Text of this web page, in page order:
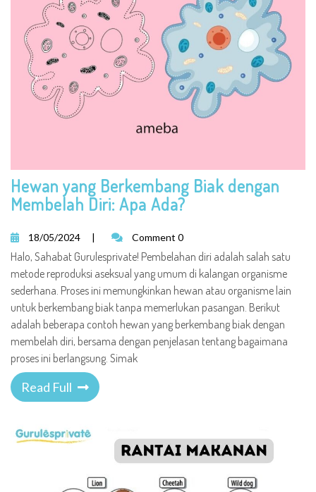
Hewan yang Berkembang Biak dengan
Membelah Diri: Apa Ada?
18/05/2024 | Comment 0
Halo, Sahabat Gurulesprivate! Pembelahan diri adalah salah satu
metode reproduksi aseksual yang umum di kalangan organisme
sederhana. Proses ini memungkinkan hewan atau organisme lain
untuk berkembang biak tanpa memerlukan pasangan. Berikut
adalah beberapa contoh hewan yang berkembang biak dengan
membelah diri, bersama dengan penjelasan tentang bagaimana
proses ini berlangsung. Simak
Read Full